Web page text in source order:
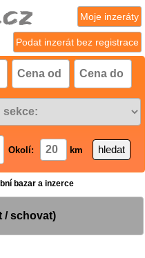
Podat inzerát bez registrace
Moje inzeráty
Okolí: km
bazar a inzerce
/ schovat)